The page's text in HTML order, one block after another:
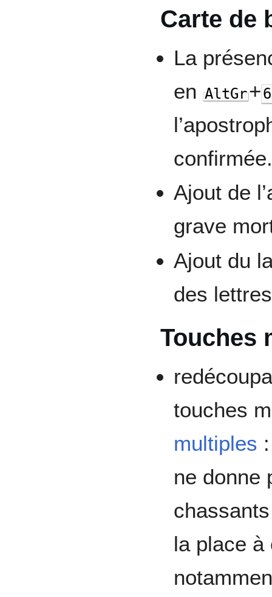
Carte de
La
enAltGr+6
Ajout de
grave
Ajout du
des
Touches
touches
multiples
ne donne
la place